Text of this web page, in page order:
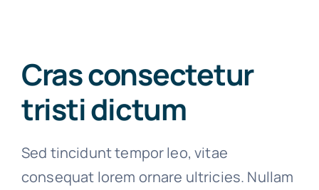
Cras consectetur
tristi dictum
Sed tincidunt tempor leo, vitae
consequat lorem ornare ultricies. Nullam